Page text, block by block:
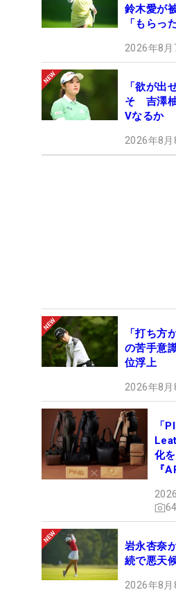
鈴木愛が
「もらっ
2026年8月
「欲が出
そ 吉澤柚
Vなるか
2026年8月
「打ち方
の苦手意
位浮上
2026年8月
「
化
『
ュー
64
岩永杏奈
続で悪天
2026年8月